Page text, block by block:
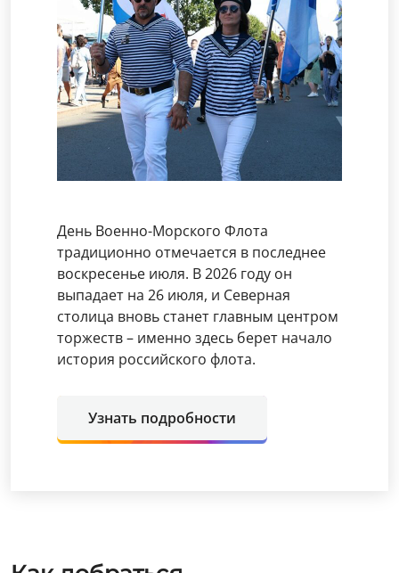
День Военно-Морского Флота
традиционно отмечается в последнее
воскресенье июля. В 2026 году он
выпадает на 26 июля, и Северная
столица вновь станет главным центром
торжеств – именно здесь берет начало
история российского флота.
Узнать подробности